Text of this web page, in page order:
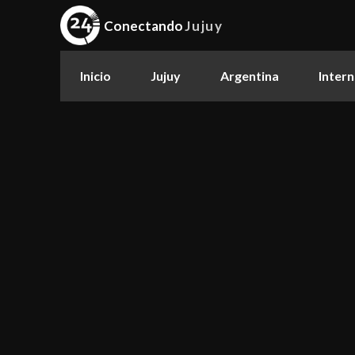
ConectandoJujuy
Inicio Jujuy Argentina